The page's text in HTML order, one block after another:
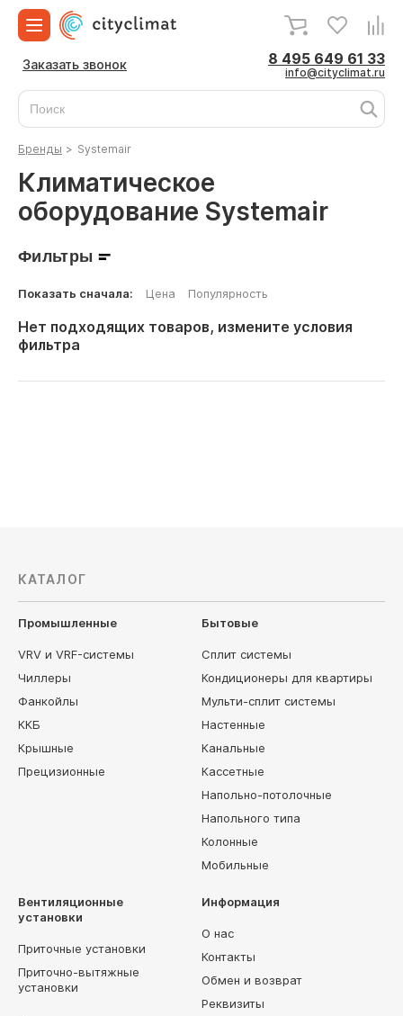
Заказать звонок 8 495 649 61 33
info@cityclimat.ru
Бренды > Systemair
Климатическое
оборудование Systemair
Фильтры
Показать сначала: Цена Популярность
Нет подходящих товаров, измените условия
фильтра
КАТАЛОГ
Промышленные
VRV и VRF-системы
Чиллеры
Фанкойлы
ККБ
Крышные
Прецизионные
Бытовые
Сплит системы
Кондиционеры для квартиры
Мульти-сплит системы
Настенные
Канальные
Кассетные
Напольно-потолочные
Напольного типа
Колонные
Мобильные
Вентиляционные
установки
Приточные установки
Приточно-вытяжные
установки
Информация
О нас
Контакты
Обмен и возврат
Реквизиты